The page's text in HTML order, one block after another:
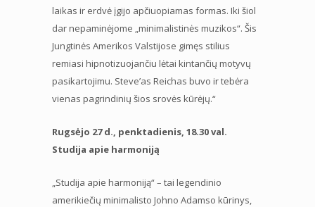
laikas ir erdvė įgijo apčiuopiamas formas. Iki šiol
dar nepaminėjome „minimalistinės muzikos“. Šis
Jungtinės Amerikos Valstijose gimęs stilius
remiasi hipnotizuojančiu lėtai kintančių motyvų
pasikartojimu. Steve’as Reichas buvo ir tebėra
vienas pagrindinių šios srovės kūrėjų.“
Rugsėjo 27 d., penktadienis, 18.30 val.
Studija apie harmoniją
„Studija apie harmoniją“ – tai legendinio
amerikiečių minimalisto Johno Adamso kūrinys,